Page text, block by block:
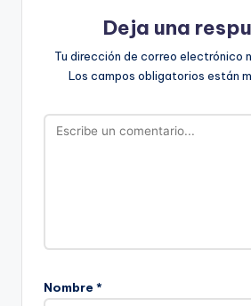
Deja una
Tu dirección de correo electrónico
Los campos obligatorios están
Nombre *